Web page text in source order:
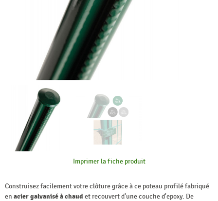
Imprimer la fiche produit
Construisez facilement votre clôture grâce à ce poteau profilé fabriqué
en acier galvanisé à chaud et recouvert d'une couche d'epoxy. De